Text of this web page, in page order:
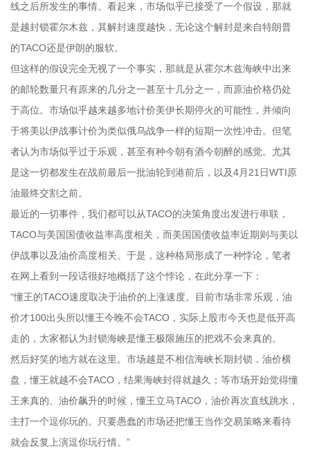
线之后所发生的事情。看起来，市场似乎已接受了一个假设，那就
是越封锁霍尔木兹，其解封速度越快，无论这个解封是来自特朗普
的TACO还是伊朗的服软。
但这样的假设完全无视了一个事实，那就是从霍尔木兹海峡中出来
的邮轮数量只有原来的几分之一甚至十几分之一，而原油价格仍处
于高位。市场似乎越来越多地计价美伊长期停火的可能性，并倾向
于将美以伊战事计价为类似俄乌战争一样的短期一次性冲击。但笔
者认为市场似乎过于乐观，甚至有种今朝有酒今朝醉的感觉。尤其
是这一切都发生在战前最后一批油轮到港前后，以及4月21日WTI原
油最终交割之前。
最近的一切事件，我们都可以从TACO的决策角度出发进行串联，
TACO与美国国债收益率高度相关，而美国国债收益率近期则与美以
伊战事以及油价高度相关。于是，这种格局形成了一种悖论，笔者
在网上看到一段话很好地概括了这个悖论，在此分享一下：
“懂王的TACO速度取决于油价的上涨速度。目前市场非常乐观，油
价才100出头所以懂王今晚不会TACO，实际上股市今天也是低开高
走的，大家都认为封锁海峡是懂王极限施压的把戏不会来真的。
然后好笑的地方就在这里。市场越是不相信海峡长期封锁，油价横
盘，懂王就越不会TACO，结果海峡封得就越久；等市场开始觉得懂
王来真的、油价飙升的时候，懂王立马TACO，油价再次直线跳水，
主打一个逗你玩的。只要愚蠢的市场还把懂王当作交易策略来看待
就会反复上演逗你玩行情。”